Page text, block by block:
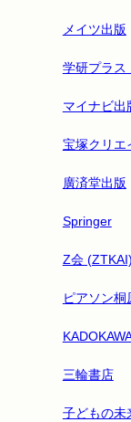
メイツ出版
学研プラス
マイナビ出
宝塚クリエ
廣済堂出版
Springer
Z会 (ZTKAI)
ピアソン桐
三輪書店
子どもの未